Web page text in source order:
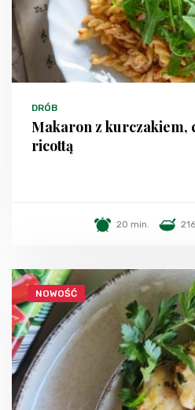
DRÓB
Makaron z kurczakiem,
ricottą
20 min.
NOWOŚĆ